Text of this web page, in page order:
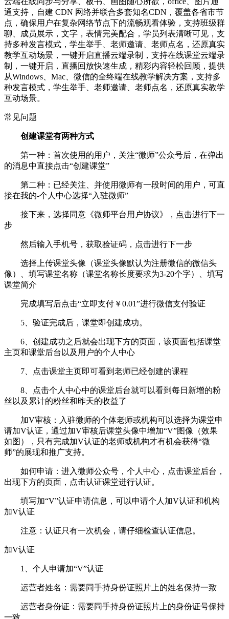
通支持，自建 CDN 网络并联合多套知名CDN，覆盖各省市节
点，确保用户在复杂网络节点下的流畅观看体验，支持班级群
聊、成员展示，文字，表情完美配合，学员列表清晰可见，支
持多种发言模式，学生举手、老师邀请、老师点名，还原真实
教学互动场景，一键开启直播云端录制，支持在线课堂云端录
制，一键开启，直播回放快速生成，精彩内容轻松回顾，提供
从Windows、Mac、微信的全终端在线教学解决方案，支持多
种发言模式，学生举手、老师邀请、老师点名，还原真实教学
互动场景。
常见问题
创建课堂有两种方式
第一种：首次使用的用户，关注“微师”公众号后，在弹出
的消息中直接点击“创建课堂”
第二种：已经关注、并使用微师有一段时间的用户，可直
接在我的-个人中心选择“入驻微师”
接下来，选择同意《微师平台用户协议》，点击进行下一
步
然后输入手机号，获取验证码，点击进行下一步
选择上传课堂头像（课堂头像默认为注册微信的微信头
像）、填写课堂名称（课堂名称长度要求为3-20个字）、填写
课堂简介
完成填写后点击“立即支付￥0.01”进行微信支付验证
5、验证完成后，课堂即创建成功。
6、创建成功之后就会出现下方的页面，该页面包括课堂
主页和课堂后台以及用户的个人中心
7、点击课堂主页即可看到老师已经创建的课程
8、点击个人中心中的课堂后台就可以看到每日新增的粉
丝以及累计的粉丝和昨天的收益了
加V审核：入驻微师的个体老师或机构可以选择为课堂申
请加V认证，通过加V审核后课堂头像中增加“V”图像（效果
如图），只有完成加V认证的老师或机构才有机会获得“微
师”的展现和推广支持。
如何申请：进入微师公众号，个人中心，点击课堂后台，
出现下方的页面，点击认证课堂进行认证。
填写加“V”认证申请信息，可以申请个人加V认证和机构
加V认证
注意：认证只有一次机会，请仔细检查认证信息。
加V认证
1、个人申请加“V”认证
运营者姓名：需要同手持身份证照片上的姓名保持一致
运营者身份证：需要同手持身份证照片上的身份证号保持
一致